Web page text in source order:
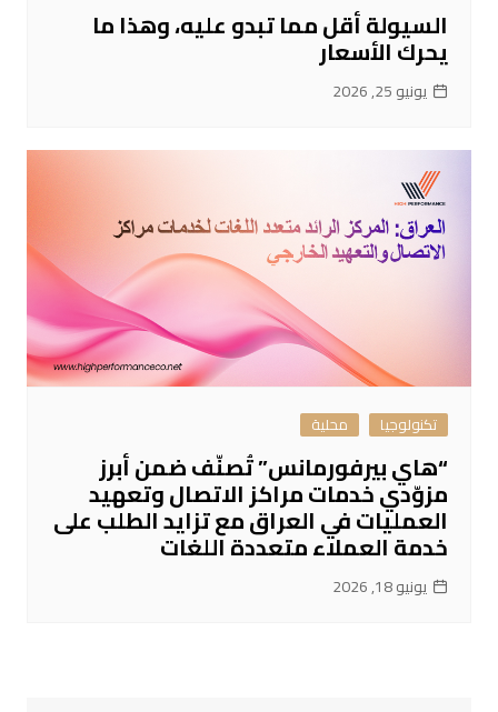
السيولة أقل مما تبدو عليه، وهذا ما
يحرك الأسعار
يونيو 25, 2026
تكنولوجيا محلية
“هاي بيرفورمانس” تُصنّف ضمن أبرز
مزوّدي خدمات مراكز الاتصال وتعهيد
العمليات في العراق مع تزايد الطلب على
خدمة العملاء متعددة اللغات
يونيو 18, 2026